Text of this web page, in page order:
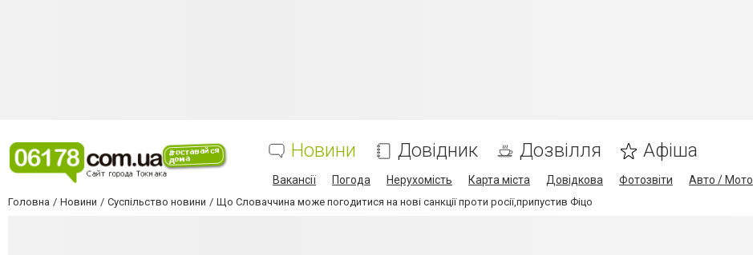
Новини Довідник Дозвілля Афіша
Вакансії Погода Нерухомість Карта міста Довідкова Фотозвіти Авто / Мото
Головна Новини Суспільство новини Що Словаччина може погодитися на нові санкції проти росії,припустив Фіцо